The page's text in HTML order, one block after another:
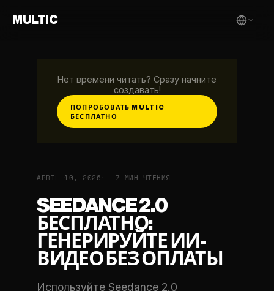
MULTIC
Нет времени читать? Сразу начните
создавать!
ПОПРОБОВАТЬ MULTIC
БЕСПЛАТНО
APRIL 10, 2026 7 МИН ЧТЕНИЯ
SEEDANCE 2.0
БЕСПЛАТНО:
ГЕНЕРИРУЙТЕ ИИ-
ВИДЕО БЕЗ ОПЛАТЫ
Используйте Seedance 2.0